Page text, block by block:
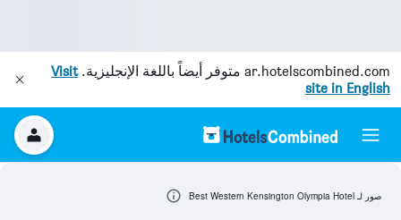
ar.hotelscombined.com متوفر أيضاً باللغة الإنجليزية.Visit
site in English
صور لـ Best Western Kensington Olympia Hotel